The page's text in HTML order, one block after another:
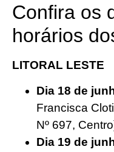
Confira os
horários
LITORAL LESTE
Dia 18 de
Francisca
Nº 697,
Dia 19 de